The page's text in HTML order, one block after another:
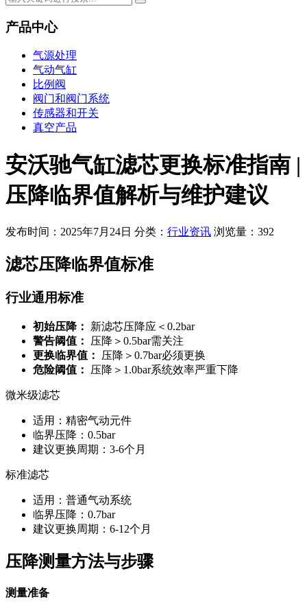
产品中心
气源处理
气动气缸
比例阀
阀门和阀门系统
传感器和开关
真空产品
安沃驰气缸滤芯更换标准指南 |
压降临界值解析与维护建议
发布时间：2025年7月24日 分类： 行业资讯 浏览量：392
滤芯压降临界值标准
行业通用标准
初始压降：
新滤芯压降应＜0.2bar
警告阈值：
压降＞0.5bar需关注
更换临界值：
压降＞0.7bar必须更换
危险阈值：
压降＞1.0bar系统效率严重下降
微米级滤芯
适用：精密气动元件
临界压降：0.5bar
建议更换周期：3-6个月
标准滤芯
适用：普通气动系统
临界压降：0.7bar
建议更换周期：6-12个月
压降测量方法与步骤
测量准备